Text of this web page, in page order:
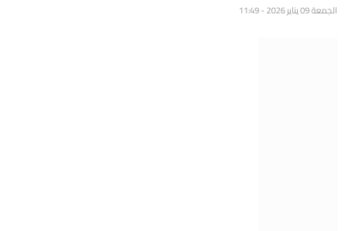
الجمعة 09 يناير 2026 - 11:49